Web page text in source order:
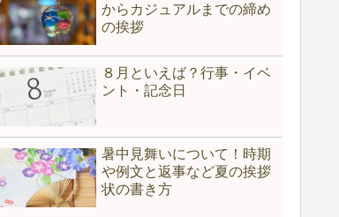
からカジュアルまでの締め
の挨拶
８月といえば？行事・イベ
ント・記念日
暑中見舞いについて！時期
や例文と返事など夏の挨拶
状の書き方